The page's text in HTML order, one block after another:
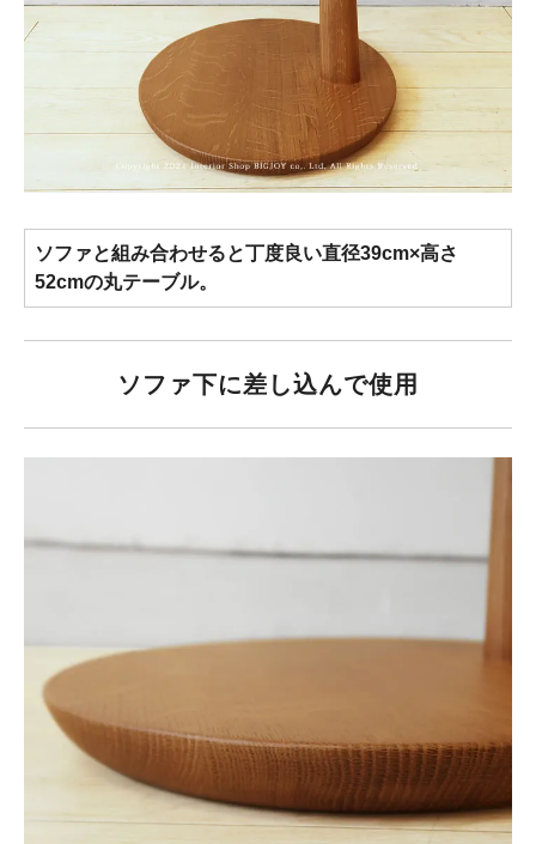
ソファと組み合わせると丁度良い直径39cm×高さ
52cmの丸テーブル。
ソファ下に差し込んで使用